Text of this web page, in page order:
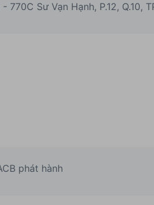
770C Sư Vạn Hạnh, P.12, Q.10,
phát hành